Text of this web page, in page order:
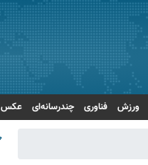
ورزش فناوری چندرسانه‌ای عکس